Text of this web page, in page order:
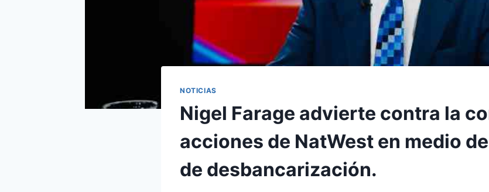
NOTICIAS
Nigel Farage advierte contra la
acciones de NatWest en medio
de desbancarización.